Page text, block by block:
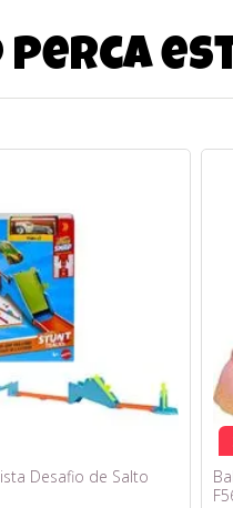
perca
Desafio de Salto